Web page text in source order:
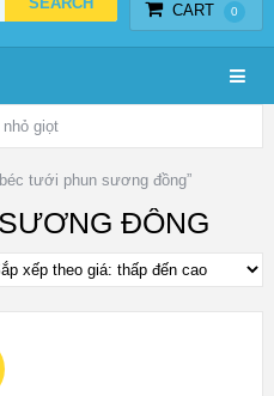
CART 0
giọt
tưới phun sương đồng”
ĐỒNG